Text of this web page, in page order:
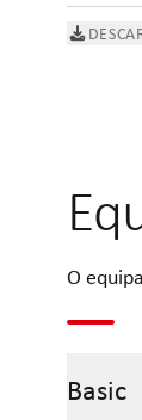
O
Basic